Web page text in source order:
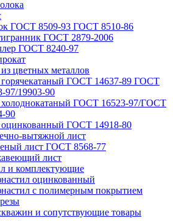
ГОСТ 8509-93 ГОСТ 8510-86
ГОСТ 2879-2006
ГОСТ 8240-97
цветных металлов
ГОСТ 14637-89 ГОСТ
97/19903-90
ГОСТ 16523-97/ГОСТ
90
ГОСТ 14918-80
вытяжной лист
лист ГОСТ 8568-77
лист
и комплектующие
оцинкованный
с полимерным покрытием
и сопутствующие товары